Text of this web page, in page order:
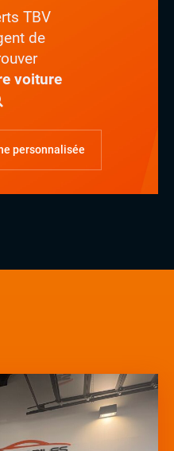
TBV
de
voiture
personnalisée